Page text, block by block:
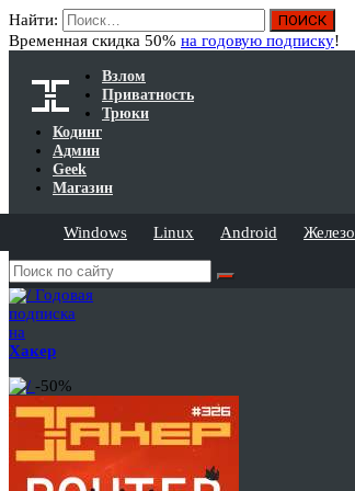
Найти:
Временная скидка 50% на годовую подписку!
Взлом
Приватность
Трюки
Кодинг
Админ
Geek
Магазин
Windows Linux Android Железо
Годовая
подписка
на
Хакер
-50%